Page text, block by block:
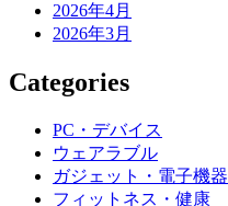
2026年4月
2026年3月
Categories
PC・デバイス
ウェアラブル
ガジェット・電子機器
フィットネス・健康